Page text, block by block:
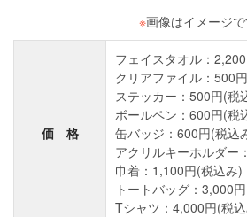
※画像はイメージ
価 格
フェイスタオル：
クリアファイル：500
ステッカー：500円(税
ボールペン：600円(税
缶バッジ：600円(税込
アクリルキーホルダー
巾着：1,100円(税込み)
トートバッグ：3,000
Tシャツ：4,000円(税